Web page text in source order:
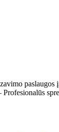
paslaugos
Profesionalūs